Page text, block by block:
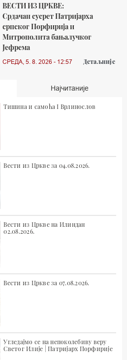
ВЕСТИ ИЗ ЦРКВЕ:
Срдачан сусрет Патријарха
српског Порфирија и
Митрополита бањалучког
Јефрема
СРЕДА, 5. 8. 2026 - 12:57 Детаљније
Најчитаније
Тишина и самоћа I Врлинослов
Вести из Цркве за 04.08.2026.
Вести из Цркве на Илиндан
02.08.2026.
Вести из Цркве за 07.08.2026.
Угледајмо се на непоколебиву веру
Светог Илије | Патријарх Порфирије